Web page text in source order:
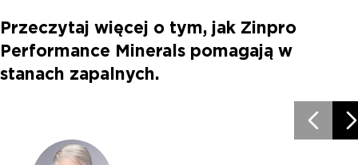
Przeczytaj więcej o tym, jak Zinpro
Performance Minerals pomagają w
stanach zapalnych.